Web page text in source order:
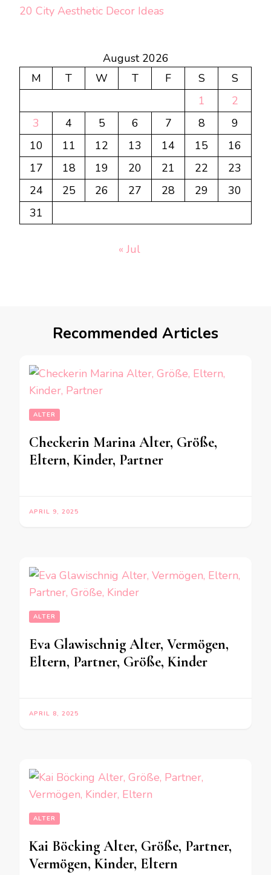
20 City Aesthetic Decor Ideas
August 2026
M
T W T F S
S
1
2
3
4 5 6 7 8
9
10
11 12 13 14 15
16
17
18 19 20 21 22
23
24
25 26 27 28 29
30
31
« Jul
Recommended Articles
ALTER
Checkerin Marina Alter, Größe,
Eltern, Kinder, Partner
APRIL 9, 2025
ALTER
Eva Glawischnig Alter, Vermögen,
Eltern, Partner, Größe, Kinder
APRIL 8, 2025
ALTER
Kai Böcking Alter, Größe, Partner,
Vermögen, Kinder, Eltern